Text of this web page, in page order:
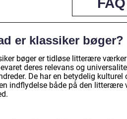
FAQ
er klassiker bøger?
bøger er tidløse litterære
deres relevans og
De har en betydelig
indflydelse både på den litterære